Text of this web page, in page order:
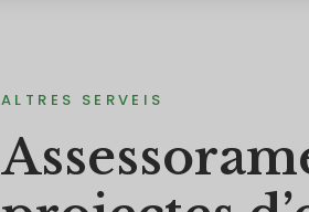
ALTRES SERVEIS